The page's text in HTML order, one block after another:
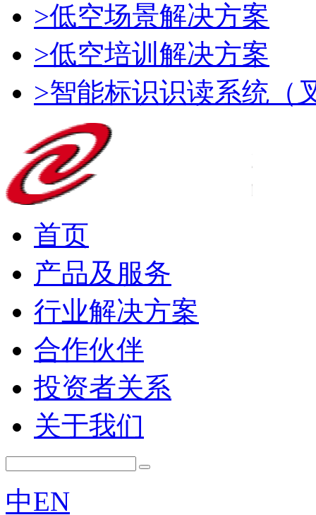
>低空场景解决方案
>低空培训解决方案
>智能标识识读系统（
首页
产品及服务
行业解决方案
合作伙伴
投资者关系
关于我们
中EN